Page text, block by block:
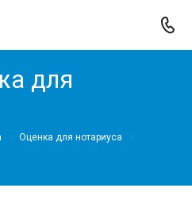
для
Оценка для нотариуса